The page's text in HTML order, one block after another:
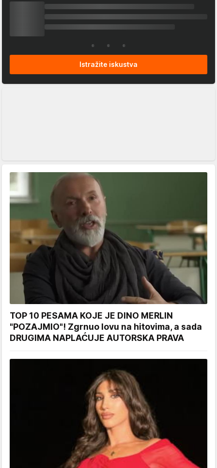
Istražite iskustva
TOP 10 PESAMA KOJE JE DINO MERLIN
"POZAJMIO"! Zgrnuo lovu na hitovima, a sada
DRUGIMA NAPLAĆUJE AUTORSKA PRAVA